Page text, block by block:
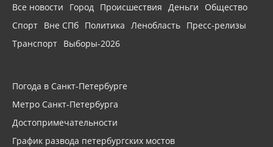
Все новости Город Происшествия Деньги
Общество
Спорт Вне СПб Политика Ленобласть Пресс-релизы
Транспорт Выборы-2026
Погода в Санкт-Петербурге
Метро Санкт-Петербурга
Достопримечательности
График развода петербургских мостов